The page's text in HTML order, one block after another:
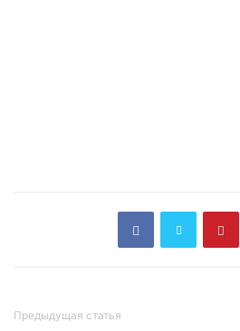
Предыдущая статья